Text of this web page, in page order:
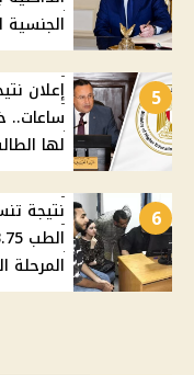
الجنسية
5
ساعات..
لها
6
نتيجة
المرحلة